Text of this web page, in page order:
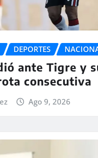
DEPORTES
ante Tigre y
consecutiva
Ago 9, 2026